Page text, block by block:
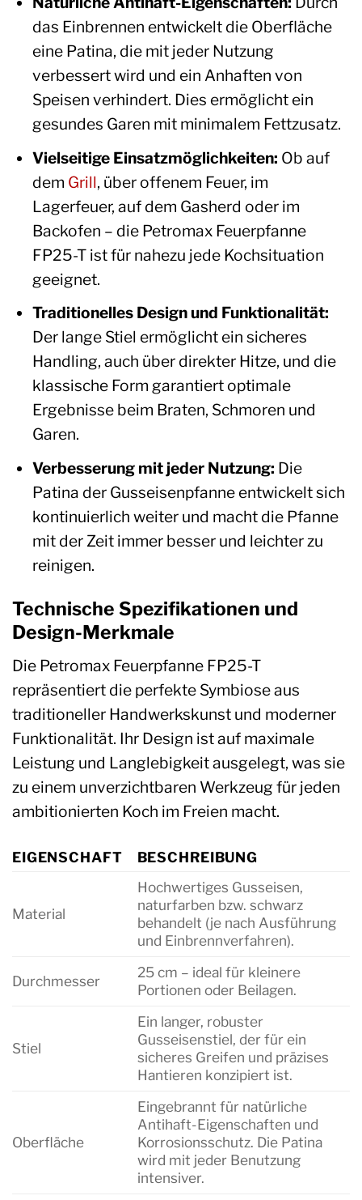
das Einbrennen entwickelt die Oberfläche
eine Patina, die mit jeder Nutzung
verbessert wird und ein Anhaften von
Speisen verhindert. Dies ermöglicht ein
gesundes Garen mit minimalem Fettzusatz.
Vielseitige Einsatzmöglichkeiten: Ob auf
dem Grill, über offenem Feuer, im
Lagerfeuer, auf dem Gasherd oder im
Backofen – die Petromax Feuerpfanne
FP25-T ist für nahezu jede Kochsituation
geeignet.
Traditionelles Design und Funktionalität:
Der lange Stiel ermöglicht ein sicheres
Handling, auch über direkter Hitze, und die
klassische Form garantiert optimale
Ergebnisse beim Braten, Schmoren und
Garen.
Verbesserung mit jeder Nutzung: Die
Patina der Gusseisenpfanne entwickelt sich
kontinuierlich weiter und macht die Pfanne
mit der Zeit immer besser und leichter zu
reinigen.
Technische Spezifikationen und
Design-Merkmale
Die Petromax Feuerpfanne FP25-T
repräsentiert die perfekte Symbiose aus
traditioneller Handwerkskunst und moderner
Funktionalität. Ihr Design ist auf maximale
Leistung und Langlebigkeit ausgelegt, was sie
zu einem unverzichtbaren Werkzeug für jeden
ambitionierten Koch im Freien macht.
EIGENSCHAFT BESCHREIBUNG
Material
Hochwertiges Gusseisen,
naturfarben bzw. schwarz
behandelt (je nach Ausführung
und Einbrennverfahren).
Durchmesser
25 cm – ideal für kleinere
Portionen oder Beilagen.
Stiel
Ein langer, robuster
Gusseisenstiel, der für ein
sicheres Greifen und präzises
Hantieren konzipiert ist.
Oberfläche
Eingebrannt für natürliche
Antihaft-Eigenschaften und
Korrosionsschutz. Die Patina
wird mit jeder Benutzung
intensiver.